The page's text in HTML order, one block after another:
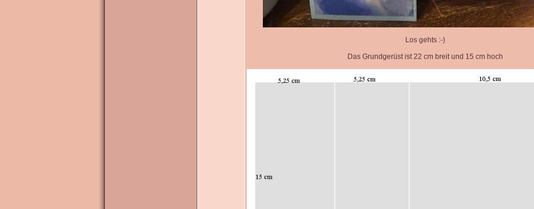
Los gehts :-)
Das Grundgerüst ist 22 cm breit und 15 cm hoch